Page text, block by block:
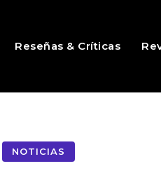
Reseñas & Críticas
NOTICIAS